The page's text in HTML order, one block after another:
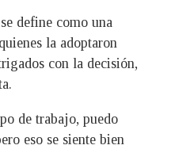
define como una
la adoptaron
con la decisión,
de trabajo, puedo
eso se siente bien